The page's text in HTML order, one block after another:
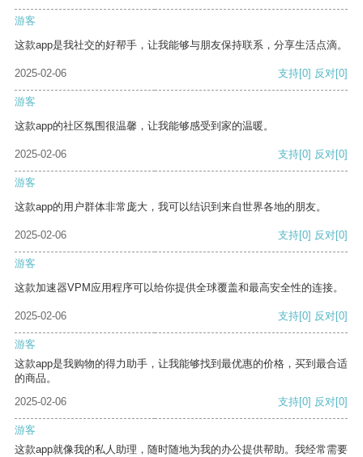
游客
这款app是我社交的好帮手，让我能够与朋友保持联系，分享生活点滴。
2025-02-06 支持[0] 反对[0]
游客
这款app的社区氛围很温馨，让我能够感受到家的温暖。
2025-02-06 支持[0] 反对[0]
游客
这款app的用户群体非常庞大，我可以结识到来自世界各地的朋友。
2025-02-06 支持[0] 反对[0]
游客
这款加速器VPM应用程序可以给你提供全球覆盖和最高安全性的连接。
2025-02-06 支持[0] 反对[0]
游客
这款app是我购物的得力助手，让我能够找到最优惠的价格，买到最合适
的商品。
2025-02-06
支持[0] 反对[0]
游客
这款app就像我的私人助理，随时随地为我的办公提供帮助。我经常需要